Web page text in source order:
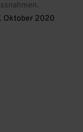
Oktober 2020